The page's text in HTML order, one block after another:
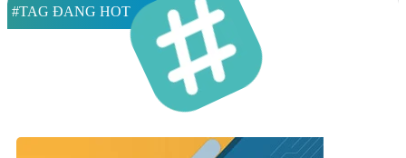
#TAG ĐANG HOT